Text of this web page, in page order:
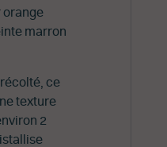
orange
marron
ce
texture
2